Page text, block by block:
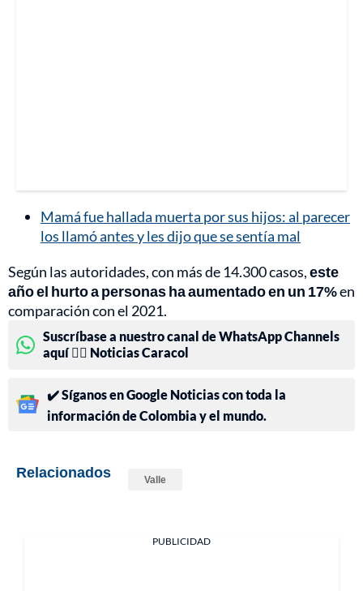
Mamá fue hallada muerta por sus hijos: al parecer
los llamó antes y les dijo que se sentía mal
Según las autoridades, con más de 14.300 casos,este
año el hurto a personas ha aumentado en un 17%en
comparación con el 2021.
Suscríbase a nuestro canal de WhatsApp Channels
aquí 👉🏻 Noticias Caracol
✔️ Síganos en Google Noticias con toda la
información de Colombia y el mundo.
Relacionados Valle
PUBLICIDAD